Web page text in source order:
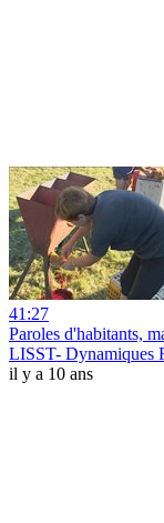
41:27
Paroles d'habitants,
LISST- Dynamiques
il y a 10 ans